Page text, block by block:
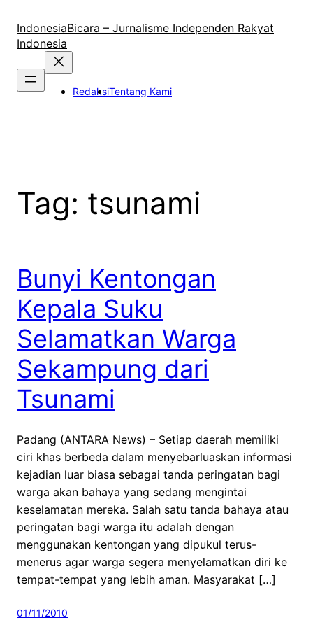
konten
IndonesiaBicara – Jurnalisme Independen Rakyat
Indonesia
RedaksiTentang Kami
Tag: tsunami
Bunyi Kentongan
Kepala Suku
Selamatkan Warga
Sekampung dari
Tsunami
Padang (ANTARA News) – Setiap daerah memiliki
ciri khas berbeda dalam menyebarluaskan informasi
kejadian luar biasa sebagai tanda peringatan bagi
warga akan bahaya yang sedang mengintai
keselamatan mereka. Salah satu tanda bahaya atau
peringatan bagi warga itu adalah dengan
menggunakan kentongan yang dipukul terus-
menerus agar warga segera menyelamatkan diri ke
tempat-tempat yang lebih aman. Masyarakat […]
01/11/2010